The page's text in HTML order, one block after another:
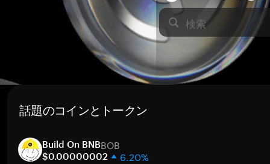
検索
話題のコインとトークン
Build On BNBBOB
$0.00000002 6.20%